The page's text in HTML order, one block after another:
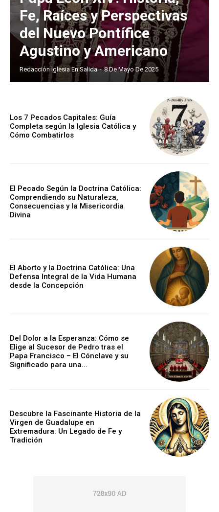
Fe, Raíces y Perspectivas
del Nuevo Pontífice
Agustino y Americano
Redacción Iglesia En Salida - 8 De Mayo De 2025
Los 7 Pecados Capitales: Guía
Completa según la Iglesia Católica y
Cómo Combatirlos
El Pecado Según la Doctrina Católica:
Comprendiendo su Naturaleza,
Consecuencias y la Misericordia
Divina
El Aborto y la Doctrina Católica: Una
Defensa Integral de la Vida Humana
desde la Concepción
Del Dolor a la Esperanza: Cómo se
Elige al Sucesor de Pedro tras el
Papa Francisco – El Cónclave y su
Significado para una...
Descubre la Fascinante Historia de la
Virgen de Guadalupe en
Extremadura: Un Legado de Fe y
Tradición